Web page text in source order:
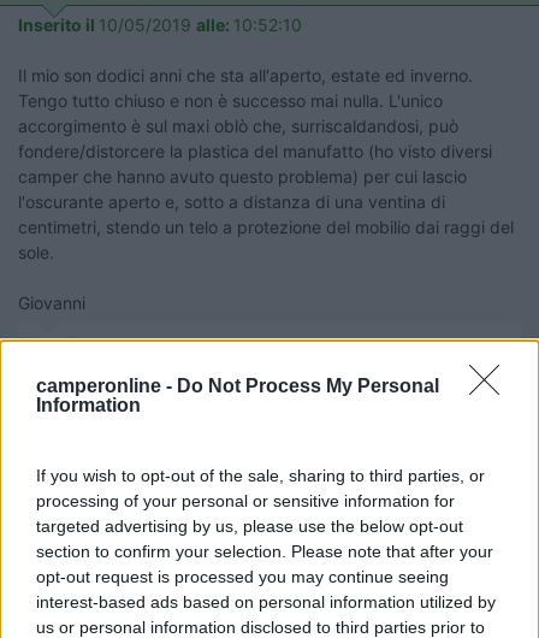
camperonline - Do Not Process My Personal
Information
If you wish to opt-out of the sale, sharing to third parties, or
processing of your personal or sensitive information for
targeted advertising by us, please use the below opt-out
section to confirm your selection. Please note that after your
opt-out request is processed you may continue seeing
interest-based ads based on personal information utilized by
us or personal information disclosed to third parties prior to
Inserito il 10/05/2019 alle: 10:52:10
Il mio son dodici anni che sta all'aperto, estate ed inverno.
Tengo tutto chiuso e non è successo mai nulla. L'unico
accorgimento è sul maxi oblò che, surriscaldandosi, può
fondere/distorcere la plastica del manufatto (ho visto diversi
camper che hanno avuto questo problema) per cui lascio
l'oscurante aperto e, sotto a distanza di una ventina di
centimetri, stendo un telo a protezione del mobilio dai raggi del
sole.
Giovanni
Giovanni
Ivan1971
1112
In risposta al messaggio diiw5cidel10/05/2019alle09:53:36
Purtroppo , per motivi burocratici, il mio attuale rimessaggio non mi puo'
piu' consentire la sosta al coperto sotto una tettoia. Sono quindi costretto
a spostarlo all'aperto in attesa di trovare una soluzione diversa e
...